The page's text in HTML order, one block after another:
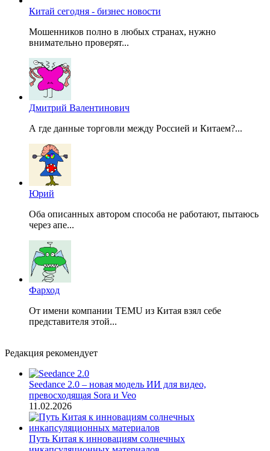
Китай сегодня - бизнес новости
Мошенников полно в любых странах, нужно
внимательно проверят...
Дмитрий Валентинович
А где данные торговли между Россией и Китаем?...
Юрий
Оба описанных автором способа не работают, пытаюсь
через апе...
Фарход
От имени компании TEMU из Китая взял себе
представителя этой...
Редакция рекомендует
Seedance 2.0 – новая модель ИИ для видео,
превосходящая Sora и Veo
11.02.2026
Путь Китая к инновациям солнечных